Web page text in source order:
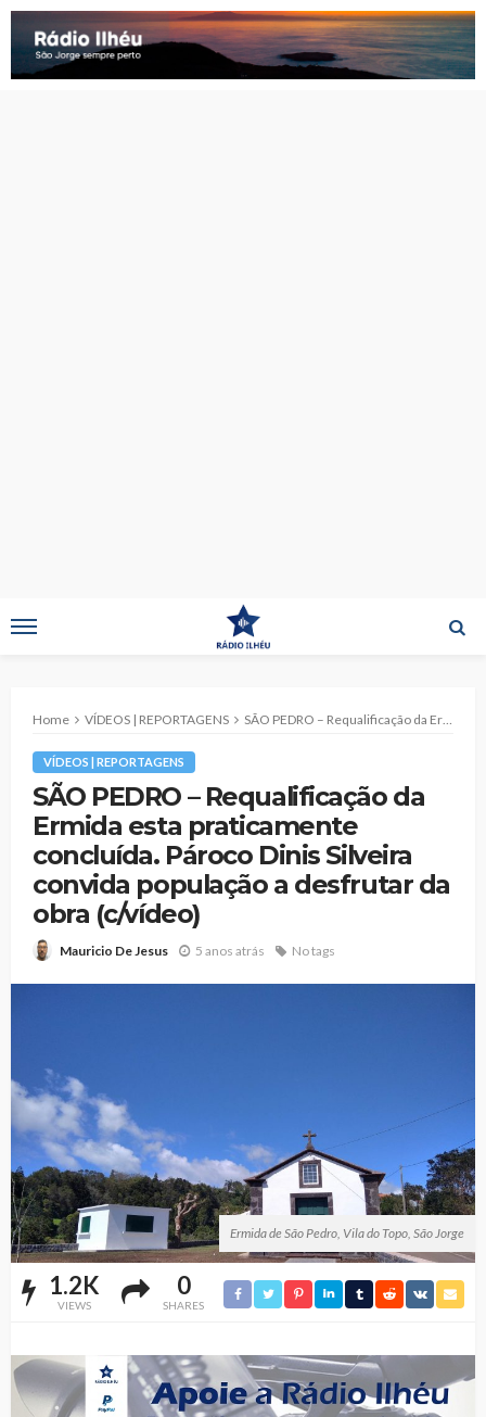
Home VÍDEOS | REPORTAGENS SÃO PEDRO – Requalificação da Ermida esta praticamente concluída. Pároco Dinis Silveira convida população a desfrutar da obra (c/vídeo)
VÍDEOS | REPORTAGENS
SÃO PEDRO – Requalificação da
Ermida esta praticamente
concluída. Pároco Dinis Silveira
convida população a desfrutar da
obra (c/vídeo)
Mauricio De Jesus 5 anos atrás No tags
Ermida de São Pedro, Vila do Topo, São Jorge
1.2K
VIEWS
0
SHARES